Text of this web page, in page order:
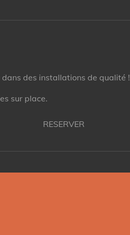
des installations de qualité !
sur place.
RESERVER